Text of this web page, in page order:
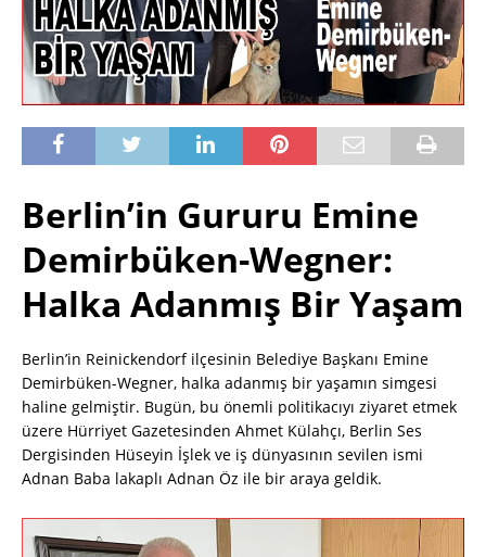
Berlin’in Gururu Emine
Demirbüken-Wegner:
Halka Adanmış Bir Yaşam
Berlin’in Reinickendorf ilçesinin Belediye Başkanı Emine
Demirbüken-Wegner, halka adanmış bir yaşamın simgesi
haline gelmiştir. Bugün, bu önemli politikacıyı ziyaret etmek
üzere Hürriyet Gazetesinden Ahmet Külahçı, Berlin Ses
Dergisinden Hüseyin İşlek ve iş dünyasının sevilen ismi
Adnan Baba lakaplı Adnan Öz ile bir araya geldik.